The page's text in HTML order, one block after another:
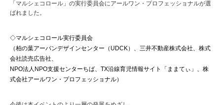
「マルシェコロール」の実行委員会にアールワン・プロフェッショナルが選
ばれました。
◇マルシェコロール実行委員会
（柏の葉アーバンデザインセンター（UDCK）、三井不動産株式会社、株式
会社読売広告社、
NPO法人NPO支援センターちば、TX沿線育児情報サイト「ままてぃ」、株
式会社アールワン・プロフェッショナル）